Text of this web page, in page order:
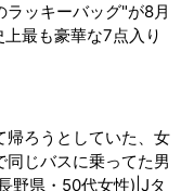
ッキーバッグ"が8月
最も豪華な7点入り
帰ろうとしていた、女
じバスに乗ってた男
野県・50代女性)|Jタ